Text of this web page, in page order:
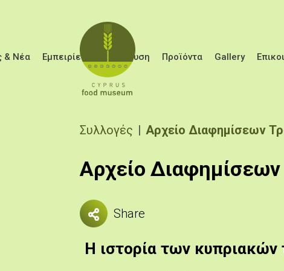
& Νέα Εμπειρίες Εκπαίδευση Προϊόντα Gallery
Breadcrumb
Συλλογές Αρχείο Διαφημίσεων
Αρχείο
Share
Η ιστορία των κυπριακών